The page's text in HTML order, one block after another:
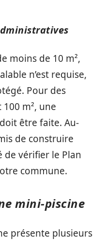
moins de 10 m²,
n’est requise,
Pour des
m², une
être faite. Au-
de construire
de vérifier le Plan
commune.
mini-piscine
présente plusieurs